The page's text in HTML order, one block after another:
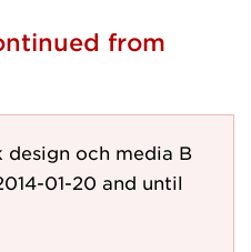
from
design och media B
01-20 and until